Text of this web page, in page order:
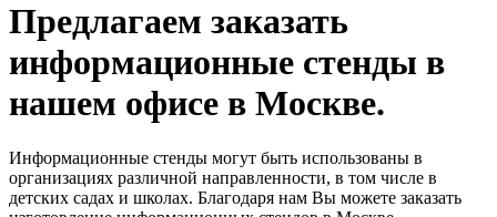
Предлагаем заказать
информационные стенды в
нашем офисе в Москве.
Информационные стенды могут быть использованы в
организациях различной направленности, в том числе в
детских садах и школах. Благодаря нам Вы можете заказать